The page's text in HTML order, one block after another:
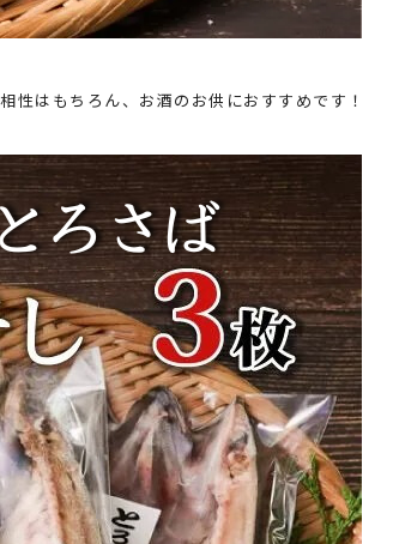
性はもちろん、お酒のお供におすすめです！